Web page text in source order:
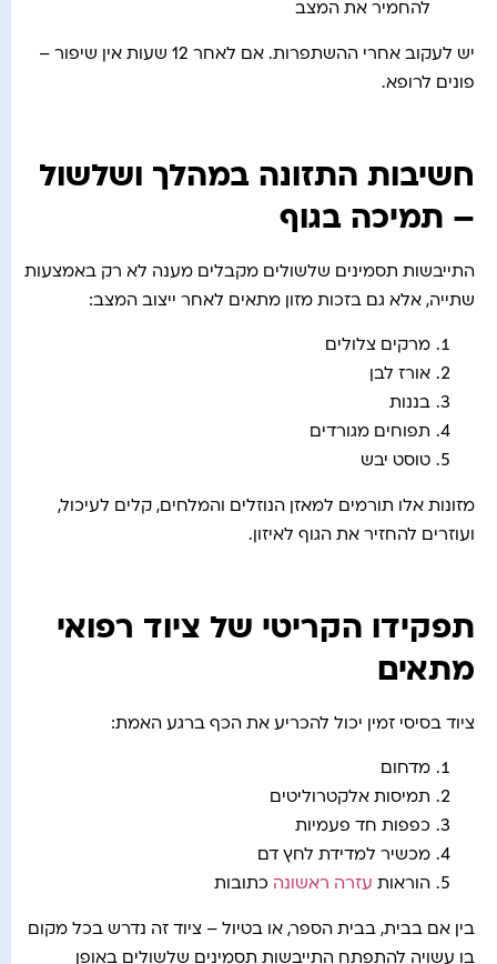
להחמיר את המצב
יש לעקוב אחרי ההשתפרות. אם לאחר 12 שעות אין שיפור –
פונים לרופא.
חשיבות התזונה במהלך ושלשול
– תמיכה בגוף
התייבשות תסמינים שלשולים מקבלים מענה לא רק באמצעות
שתייה, אלא גם בזכות מזון מתאים לאחר ייצוב המצב:
מרקים צלולים
אורז לבן
בננות
תפוחים מגורדים
טוסט יבש
מזונות אלו תורמים למאזן הנוזלים והמלחים, קלים לעיכול,
ועוזרים להחזיר את הגוף לאיזון.
תפקידו הקריטי של ציוד רפואי
מתאים
ציוד בסיסי זמין יכול להכריע את הכף ברגע האמת:
מדחום
תמיסות אלקטרוליטים
כפפות חד פעמיות
מכשיר למדידת לחץ דם
הוראות עזרה ראשונה כתובות
בין אם בבית, בבית הספר, או בטיול – ציוד זה נדרש בכל מקום
בו עשויה להתפתח התייבשות תסמינים שלשולים באופן